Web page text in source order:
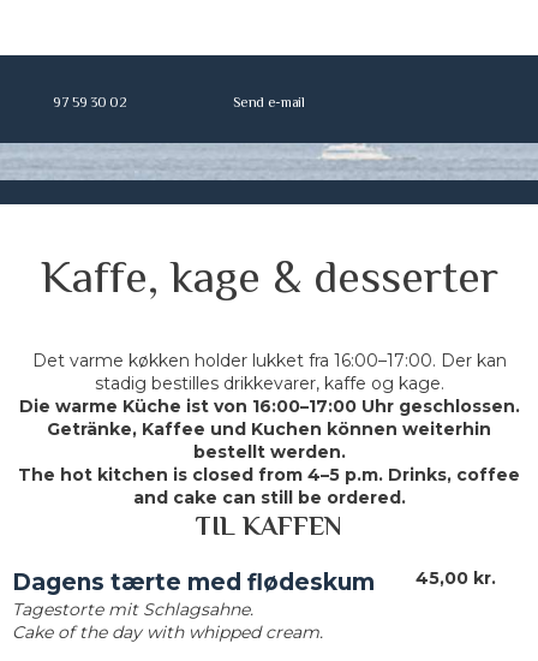
97 59 30 02 Send e-mail
Kaffe, kage & desserter
​Det varme køkken holder lukket fra 16:00–17:00. Der kan
stadig bestilles drikkevarer, kaffe og kage.
Die warme Küche ist von 16:00–17:00 Uhr geschlossen.
Getränke, Kaffee und Kuchen können weiterhin
bestellt werden.
The hot kitchen is closed from 4–5 p.m. Drinks, coffee
and cake can still be ordered.
TIL KAFFEN
Dagens tærte med flødeskum
Tagestorte mit Schlagsahne.
Cake of the day with whipped cream.
45,00 kr.​